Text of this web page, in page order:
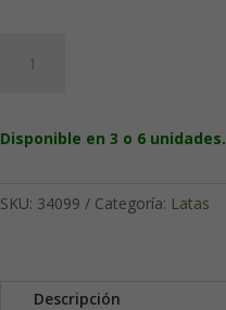
papel
seda
Disponible en 3 o 6 unidades.
SKU: 34099 Categoría: Latas
Descripción